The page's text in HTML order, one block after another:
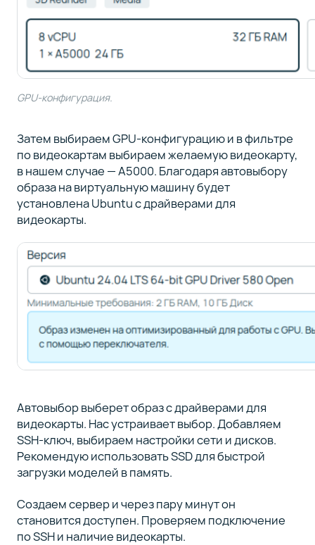
GPU-конфигурация.
Затем выбираем GPU-конфигурацию и в фильтре
по видеокартам выбираем желаемую видеокарту,
в нашем случае — A5000. Благодаря автовыбору
образа на виртуальную машину будет
установлена Ubuntu с драйверами для
видеокарты.
Автовыбор выберет образ с драйверами для
видеокарты. Нас устраивает выбор. Добавляем
SSH-ключ, выбираем настройки сети и дисков.
Рекомендую использовать SSD для быстрой
загрузки моделей в память.
Создаем сервер и через пару минут он
становится доступен. Проверяем подключение
по SSH и наличие видеокарты.